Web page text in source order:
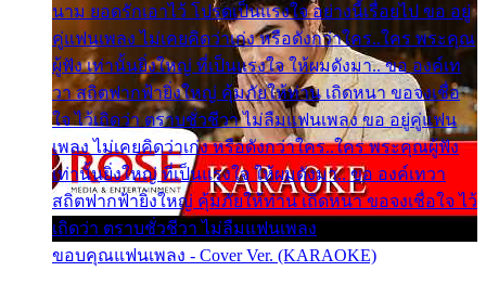
นาม ยอดรักเอาไว้ โปรดเป็นแรงใจ อย่างนี้เรื่อยไป ขอ อยู่
คู่แฟนเพลง ไม่เคยคิดว่าเก่ง หรือดังกว่าใคร..ใคร พระคุณ
ผู้ฟัง เท่านั้นยิ่งใหญ่ ที่เป็นแรงใจ ให้ผมดังมา.. ขอ องค์เท
วา สถิตฟากฟ้ายิ่งใหญ่ คุ้มภัยให้ท่าน เถิดหนา ขอจงเชื่อ
ใจ ไว้เถิดว่า ตราบชั่วชีวา ไม่ลืมแฟนเพลง ขอ อยู่คู่แฟน
เพลง ไม่เคยคิดว่าเก่ง หรือดังกว่าใคร..ใคร พระคุณผู้ฟัง
เท่านั้นยิ่งใหญ่ ที่เป็นแรงใจ ให้ผมดังมา.. ขอ องค์เทวา
สถิตฟากฟ้ายิ่งใหญ่ คุ้มภัยให้ท่าน เถิดหนา ขอจงเชื่อใจ ไว้
เถิดว่า ตราบชั่วชีวา ไม่ลืมแฟนเพลง
ขอบคุณแฟนเพลง - Cover Ver. (KARAOKE)